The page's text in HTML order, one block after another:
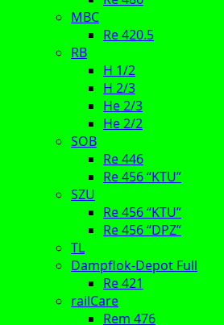
MBC
Re 420.5
RB
H 1/2
H 2/3
He 2/3
He 2/2
SOB
Re 446
Re 456 “KTU”
SZU
Re 456 “KTU”
Re 456 “DPZ”
TL
Dampflok-Depot Full
Re 421
railCare
Rem 476